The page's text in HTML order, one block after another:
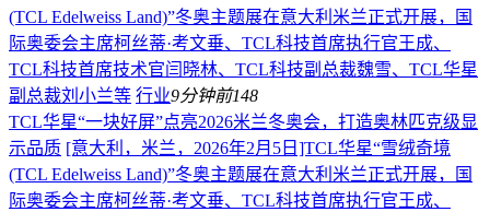
(TCL Edelweiss Land)”冬奥主题展在意大利米兰正式开展，国
际奥委会主席柯丝蒂·考文垂、TCL科技首席执行官王成、
TCL科技首席技术官闫晓林、TCL科技副总裁魏雪、TCL华星
副总裁刘小兰等 行业9分钟前148
TCL华星“一块好屏”点亮2026米兰冬奥会，打造奥林匹克级显
示品质 [意大利，米兰，2026年2月5日]TCL华星“雪绒奇境
(TCL Edelweiss Land)”冬奥主题展在意大利米兰正式开展，国
际奥委会主席柯丝蒂·考文垂、TCL科技首席执行官王成、